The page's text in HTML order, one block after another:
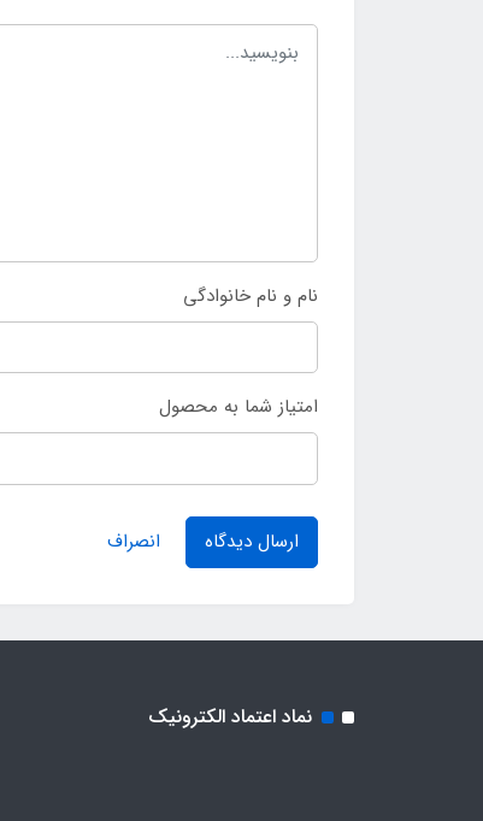
نام و نام خانوادگی
امتیاز شما به محصول
ارسال دیدگاه انصراف
نماد اعتماد الکترونیک